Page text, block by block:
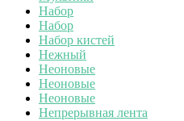
Набор
Набор
Набор кистей
Нежный
Неоновые
Неоновые
Неоновые
Непрерывная лента